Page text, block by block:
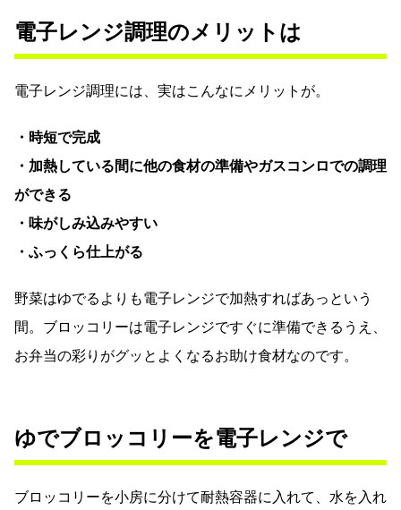
電子レンジ調理のメリットは
電子レンジ調理には、実はこんなにメリットが。
・時短で完成
・加熱している間に他の食材の準備やガスコンロでの調理
ができる
・味がしみ込みやすい
・ふっくら仕上がる
野菜はゆでるよりも電子レンジで加熱すればあっという
間。ブロッコリーは電子レンジですぐに準備できるうえ、
お弁当の彩りがグッとよくなるお助け食材なのです。
ゆでブロッコリーを電子レンジで
ブロッコリーを小房に分けて耐熱容器に入れて、水を入れ